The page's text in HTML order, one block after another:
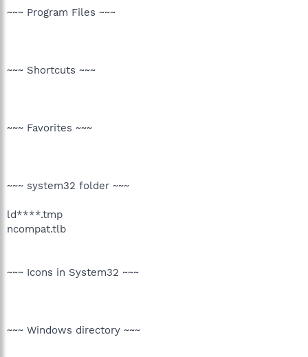
~~~ Program Files ~~~
~~~ Shortcuts ~~~
~~~ Favorites ~~~
~~~ system32 folder ~~~
ld****.tmp
ncompat.tlb
~~~ Icons in System32 ~~~
~~~ Windows directory ~~~